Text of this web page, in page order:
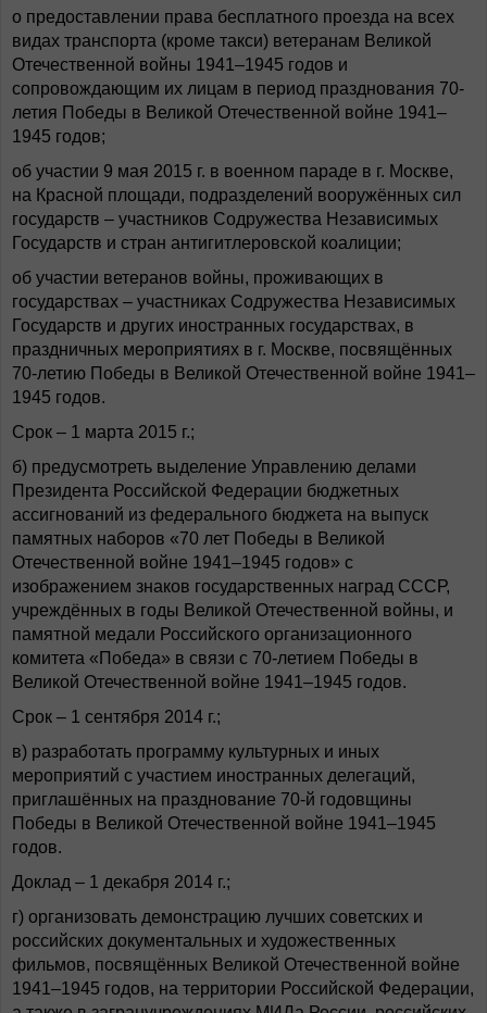
о предоставлении права бесплатного проезда на всех
видах транспорта (кроме такси) ветеранам Великой
Отечественной войны 1941–1945 годов и
сопровождающим их лицам в период празднования 70-
летия Победы в Великой Отечественной войне 1941–
1945 годов;
об участии 9 мая 2015 г. в военном параде в г. Москве,
на Красной площади, подразделений вооружённых сил
государств – участников Содружества Независимых
Государств и стран антигитлеровской коалиции;
об участии ветеранов войны, проживающих в
государствах – участниках Содружества Независимых
Государств и других иностранных государствах, в
праздничных мероприятиях в г. Москве, посвящённых
70-летию Победы в Великой Отечественной войне 1941–
1945 годов.
Срок – 1 марта 2015 г.;
б) предусмотреть выделение Управлению делами
Президента Российской Федерации бюджетных
ассигнований из федерального бюджета на выпуск
памятных наборов «70 лет Победы в Великой
Отечественной войне 1941–1945 годов» с
изображением знаков государственных наград СССР,
учреждённых в годы Великой Отечественной войны, и
памятной медали Российского организационного
комитета «Победа» в связи с 70-летием Победы в
Великой Отечественной войне 1941–1945 годов.
Срок – 1 сентября 2014 г.;
в) разработать программу культурных и иных
мероприятий с участием иностранных делегаций,
приглашённых на празднование 70-й годовщины
Победы в Великой Отечественной войне 1941–1945
годов.
Доклад – 1 декабря 2014 г.;
г) организовать демонстрацию лучших советских и
российских документальных и художественных
фильмов, посвящённых Великой Отечественной войне
1941–1945 годов, на территории Российской Федерации,